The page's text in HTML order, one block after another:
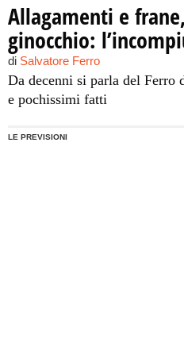
Allagamenti e
ginocchio:
di Salvatore Ferro
Da decenni si parla del Ferro
e pochissimi fatti
LE PREVISIONI